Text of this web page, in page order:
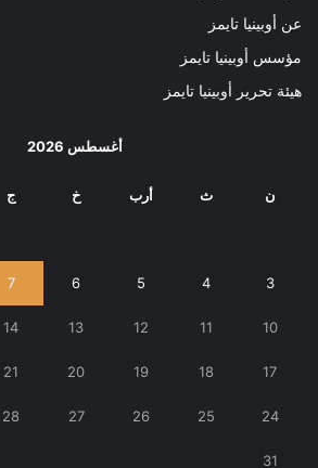
عن أوبينيا تايمز
مؤسس أوبينيا تايمز
هيئة تحرير أوبينيا تايمز
أغسطس 2026
ن ث أرب خ ج
3
4
5
6
7
10
11
12
13
14
17
18
19
20
21
24
25
26
27
28
31